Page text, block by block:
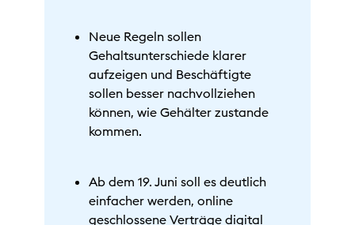
Neue Regeln sollen
Gehaltsunterschiede klarer
aufzeigen und Beschäftigte
sollen besser nachvollziehen
können, wie Gehälter zustande
kommen.
Ab dem 19. Juni soll es deutlich
einfacher werden, online
geschlossene Verträge digital